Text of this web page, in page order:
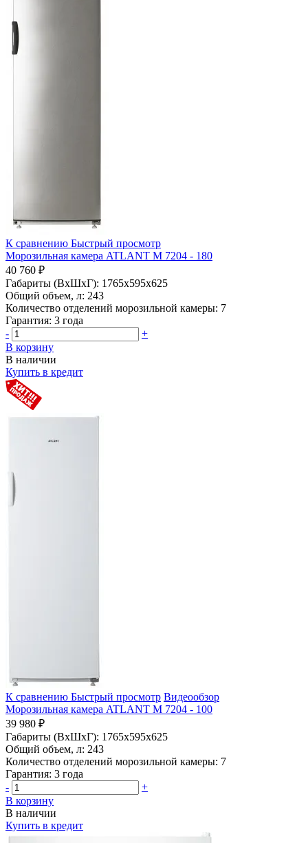
К сравнению Быстрый просмотр
Морозильная камера ATLANT М 7204 - 180
40 760 ₽
Габариты (ВхШхГ): 1765x595x625
Общий объем, л: 243
Количество отделений морозильной камеры: 7
Гарантия: 3 года
-
+
В корзину
В наличии
Купить в кредит
К сравнению Быстрый просмотр Видеообзор
Морозильная камера ATLANT М 7204 - 100
39 980 ₽
Габариты (ВхШхГ): 1765x595x625
Общий объем, л: 243
Количество отделений морозильной камеры: 7
Гарантия: 3 года
-
+
В корзину
В наличии
Купить в кредит